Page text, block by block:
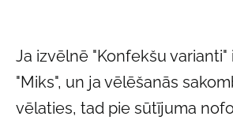
Ja izvēlnē "Konfekšu
"Miks", un ja vēlēšanās
vēlaties, tad pie sūtījuma